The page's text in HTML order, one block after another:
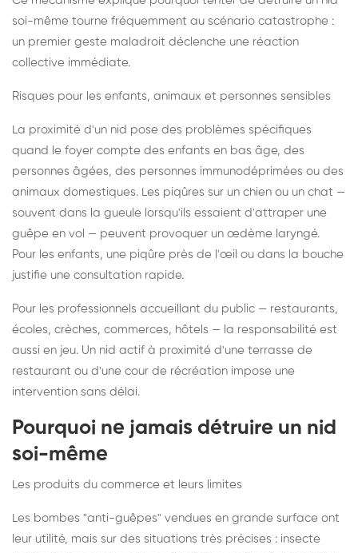
soi-même tourne fréquemment au scénario catastrophe :
un premier geste maladroit déclenche une réaction
collective immédiate.
Risques pour les enfants, animaux et personnes sensibles
La proximité d'un nid pose des problèmes spécifiques
quand le foyer compte des enfants en bas âge, des
personnes âgées, des personnes immunodéprimées ou des
animaux domestiques. Les piqûres sur un chien ou un chat —
souvent dans la gueule lorsqu'ils essaient d'attraper une
guêpe en vol — peuvent provoquer un œdème laryngé.
Pour les enfants, une piqûre près de l'œil ou dans la bouche
justifie une consultation rapide.
Pour les professionnels accueillant du public — restaurants,
écoles, crèches, commerces, hôtels — la responsabilité est
aussi en jeu. Un nid actif à proximité d'une terrasse de
restaurant ou d'une cour de récréation impose une
intervention sans délai.
Pourquoi ne jamais détruire un nid
soi-même
Les produits du commerce et leurs limites
Les bombes "anti-guêpes" vendues en grande surface ont
leur utilité, mais sur des situations très précises : insecte